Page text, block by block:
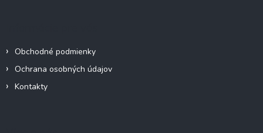
Obchodné podmienky
Ochrana osobných údajov
Kontakty